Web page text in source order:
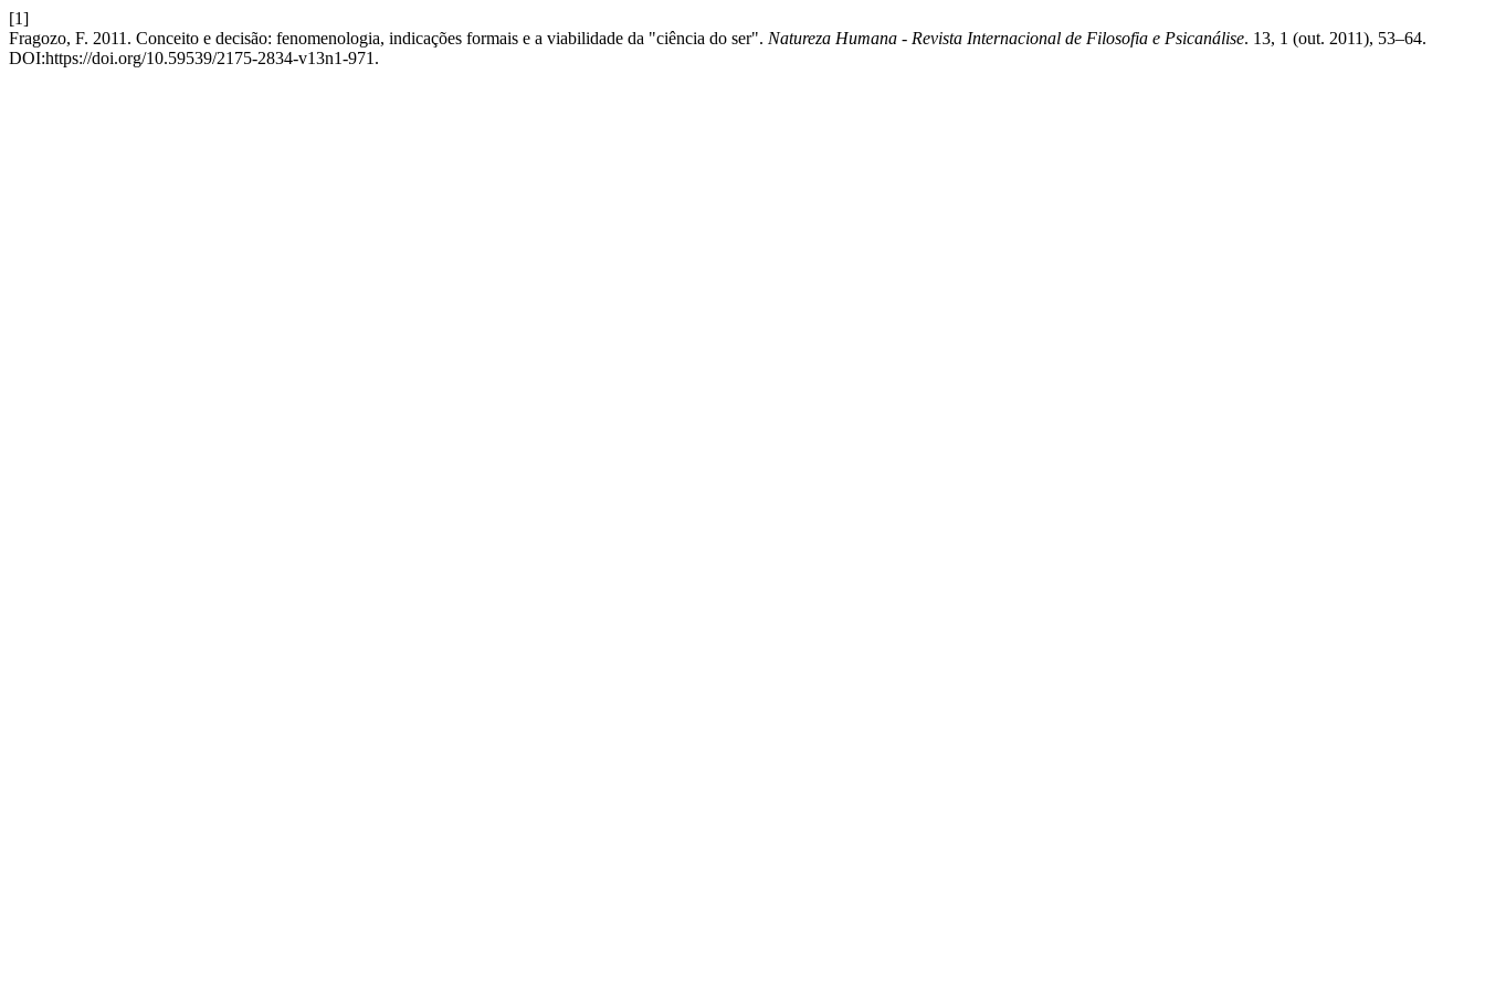
[1]
Fragozo, F. 2011. Conceito e decisão: fenomenologia, indicações formais e a viabilidade da "ciência do ser". Natureza Humana - Revista Internacional de Filosofia e Psicanálise. 13, 1 (out. 2011), 53–64.
DOI:https://doi.org/10.59539/2175-2834-v13n1-971.